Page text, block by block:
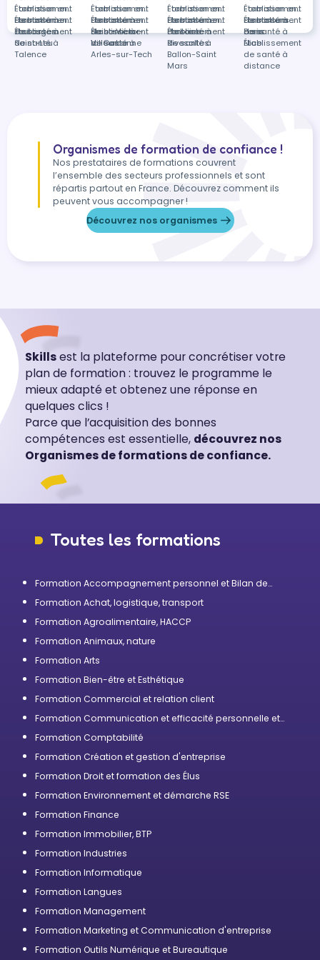
…
Établissement
de santé à
Toulouges
Établissement
de santé à
Saint-Victor-
la-Coste
Établissement
de santé à
Pontoise
Établissement
de santé à
Paris
Formation en
Établissement
de santé à
Saint-Leu
Formation en
Établissement
de santé à
Villeurbanne
Formation en
Établissement
de santé à
Rivesaltes
Formation en
Établissement
de santé à
Nice
Formation en
Établissement
de santé à
Talence
Formation en
Établissement
de santé à
Arles-sur-Tech
Formation en
Établissement
de santé à
Ballon-Saint
Mars
Formations
dans
Établissement
de santé à
distance
Organismes de formation de confiance !
Nos prestataires de formations couvrent
l’ensemble des secteurs professionnels et sont
répartis partout en France. Découvrez comment ils
peuvent vous accompagner !
Découvrez nos organismes
Skillsest la plateforme pour concrétiser votre
plan de formation : trouvez le programme le
mieux adapté et obtenez une réponse en
quelques clics !
Parce que l’acquisition des bonnes
compétences est essentielle, découvrez nos
Organismes de formations de confiance.
Toutes les formations
Formation Accompagnement personnel et Bilan de
Formation Achat, logistique, transport
Formation Agroalimentaire, HACCP
Formation Animaux, nature
Formation Arts
Formation Bien-être et Esthétique
Formation Commercial et relation client
Formation Communication et efficacité personnelle et
Formation Comptabilité
Formation Création et gestion d'entreprise
Formation Droit et formation des Élus
Formation Environnement et démarche RSE
Formation Finance
Formation Immobilier, BTP
Formation Industries
Formation Informatique
Formation Langues
Formation Management
Formation Marketing et Communication d'entreprise
Formation Outils Numérique et Bureautique